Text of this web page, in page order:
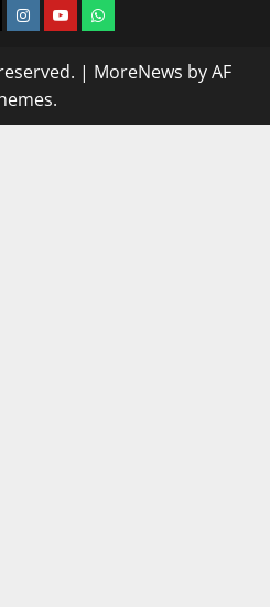
instagram.com
youtubewhatsapp
| MoreNews by AF